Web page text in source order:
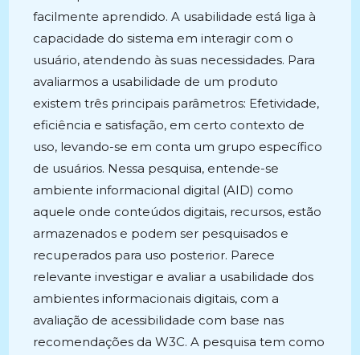
facilmente aprendido. A usabilidade está liga à
capacidade do sistema em interagir com o
usuário, atendendo às suas necessidades. Para
avaliarmos a usabilidade de um produto
existem três principais parâmetros: Efetividade,
eficiência e satisfação, em certo contexto de
uso, levando-se em conta um grupo específico
de usuários. Nessa pesquisa, entende-se
ambiente informacional digital (AID) como
aquele onde conteúdos digitais, recursos, estão
armazenados e podem ser pesquisados e
recuperados para uso posterior. Parece
relevante investigar e avaliar a usabilidade dos
ambientes informacionais digitais, com a
avaliação de acessibilidade com base nas
recomendações da W3C. A pesquisa tem como